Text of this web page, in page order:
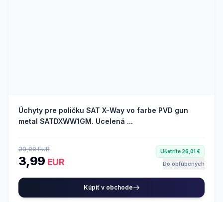
Úchyty pre poličku SAT X-Way vo farbe PVD gun
metal SATDXWW1GM. Ucelená ...
30,00 EUR
3,99 EUR
Ušetríte 26,01 €
Do obľúbených
Kúpiť v obchode